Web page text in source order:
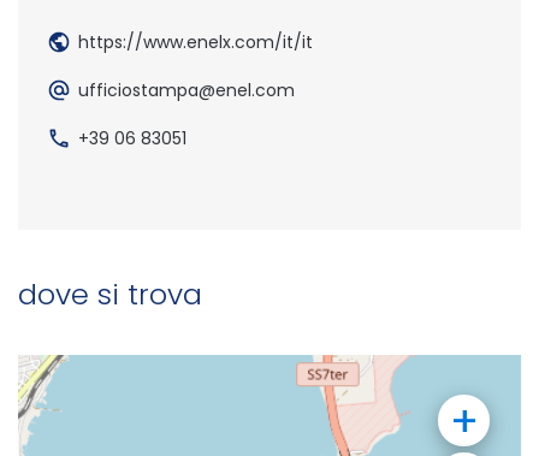
https://www.enelx.com/it/it
ufficiostampa@enel.com
+39 06 83051
dove si trova
+